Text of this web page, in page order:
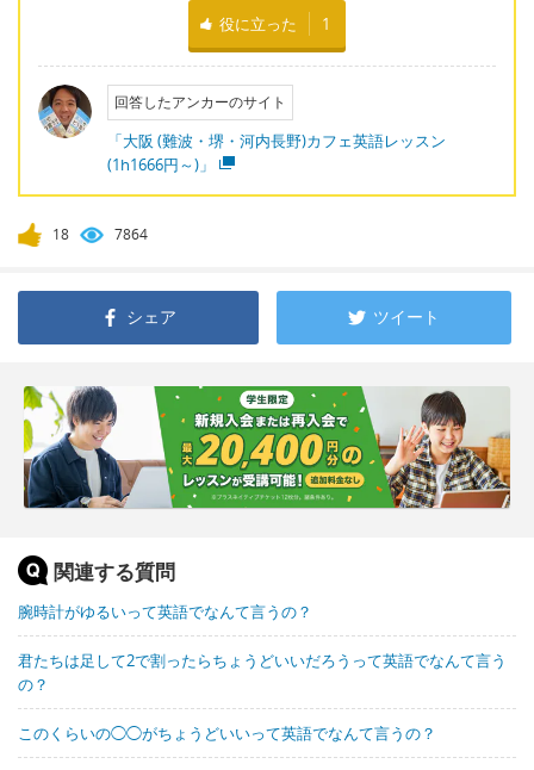
役に立った 1
回答したアンカーのサイト
「大阪 (難波・堺・河内長野)カフェ英語レッスン
(1h1666円～)」
18 7864
シェア ツイート
関連する質問
腕時計がゆるいって英語でなんて言うの？
君たちは足して2で割ったらちょうどいいだろうって英語でなんて言う
の？
このくらいの◯◯がちょうどいいって英語でなんて言うの？